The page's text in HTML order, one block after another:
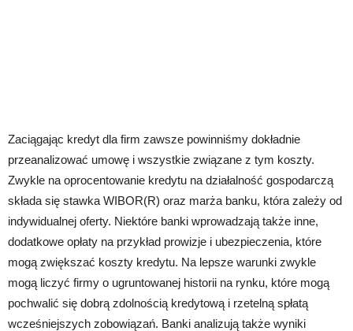
Zaciągając kredyt dla firm zawsze powinniśmy dokładnie
przeanalizować umowę i wszystkie związane z tym koszty.
Zwykle na oprocentowanie kredytu na działalność gospodarczą
składa się stawka WIBOR(R) oraz marża banku, która zależy od
indywidualnej oferty. Niektóre banki wprowadzają także inne,
dodatkowe opłaty na przykład prowizje i ubezpieczenia, które
mogą zwiększać koszty kredytu. Na lepsze warunki zwykle
mogą liczyć firmy o ugruntowanej historii na rynku, które mogą
pochwalić się dobrą zdolnością kredytową i rzetelną spłatą
wcześniejszych zobowiązań. Banki analizują także wyniki